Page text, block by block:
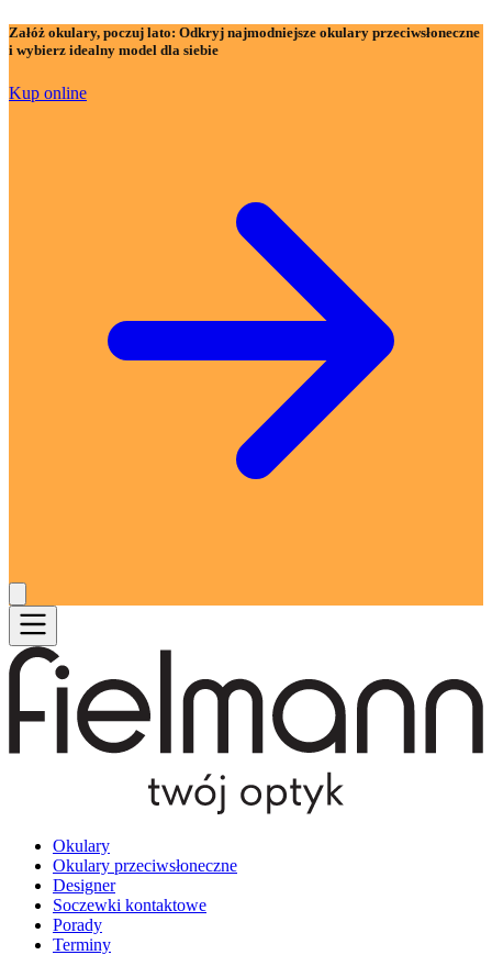
Załóż okulary, poczuj lato: Odkryj najmodniejsze okulary przeciwsłoneczne
i wybierz idealny model dla siebie
Kup online
Okulary
Okulary przeciwsłoneczne
Designer
Soczewki kontaktowe
Porady
Terminy